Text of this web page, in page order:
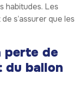
habitudes. Les
s’assurer que les
perte de
du ballon